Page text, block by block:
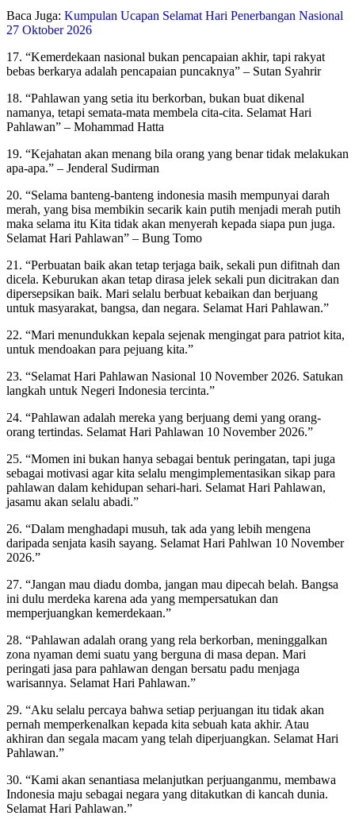
Baca Juga: Kumpulan Ucapan Selamat Hari Penerbangan Nasional
27 Oktober 2026
17. “Kemerdekaan nasional bukan pencapaian akhir, tapi rakyat
bebas berkarya adalah pencapaian puncaknya” – Sutan Syahrir
18. “Pahlawan yang setia itu berkorban, bukan buat dikenal
namanya, tetapi semata-mata membela cita-cita. Selamat Hari
Pahlawan” – Mohammad Hatta
19. “Kejahatan akan menang bila orang yang benar tidak melakukan
apa-apa.” – Jenderal Sudirman
20. “Selama banteng-banteng indonesia masih mempunyai darah
merah, yang bisa membikin secarik kain putih menjadi merah putih
maka selama itu Kita tidak akan menyerah kepada siapa pun juga.
Selamat Hari Pahlawan” – Bung Tomo
21. “Perbuatan baik akan tetap terjaga baik, sekali pun difitnah dan
dicela. Keburukan akan tetap dirasa jelek sekali pun dicitrakan dan
dipersepsikan baik. Mari selalu berbuat kebaikan dan berjuang
untuk masyarakat, bangsa, dan negara. Selamat Hari Pahlawan.”
22. “Mari menundukkan kepala sejenak mengingat para patriot kita,
untuk mendoakan para pejuang kita.”
23. “Selamat Hari Pahlawan Nasional 10 November 2026. Satukan
langkah untuk Negeri Indonesia tercinta.”
24. “Pahlawan adalah mereka yang berjuang demi yang orang-
orang tertindas. Selamat Hari Pahlawan 10 November 2026.”
25. “Momen ini bukan hanya sebagai bentuk peringatan, tapi juga
sebagai motivasi agar kita selalu mengimplementasikan sikap para
pahlawan dalam kehidupan sehari-hari. Selamat Hari Pahlawan,
jasamu akan selalu abadi.”
26. “Dalam menghadapi musuh, tak ada yang lebih mengena
daripada senjata kasih sayang. Selamat Hari Pahlwan 10 November
2026.”
27. “Jangan mau diadu domba, jangan mau dipecah belah. Bangsa
ini dulu merdeka karena ada yang mempersatukan dan
memperjuangkan kemerdekaan.”
28. “Pahlawan adalah orang yang rela berkorban, meninggalkan
zona nyaman demi suatu yang berguna di masa depan. Mari
peringati jasa para pahlawan dengan bersatu padu menjaga
warisannya. Selamat Hari Pahlawan.”
29. “Aku selalu percaya bahwa setiap perjuangan itu tidak akan
pernah memperkenalkan kepada kita sebuah kata akhir. Atau
akhiran dan segala macam yang telah diperjuangkan. Selamat Hari
Pahlawan.”
30. “Kami akan senantiasa melanjutkan perjuanganmu, membawa
Indonesia maju sebagai negara yang ditakutkan di kancah dunia.
Selamat Hari Pahlawan.”